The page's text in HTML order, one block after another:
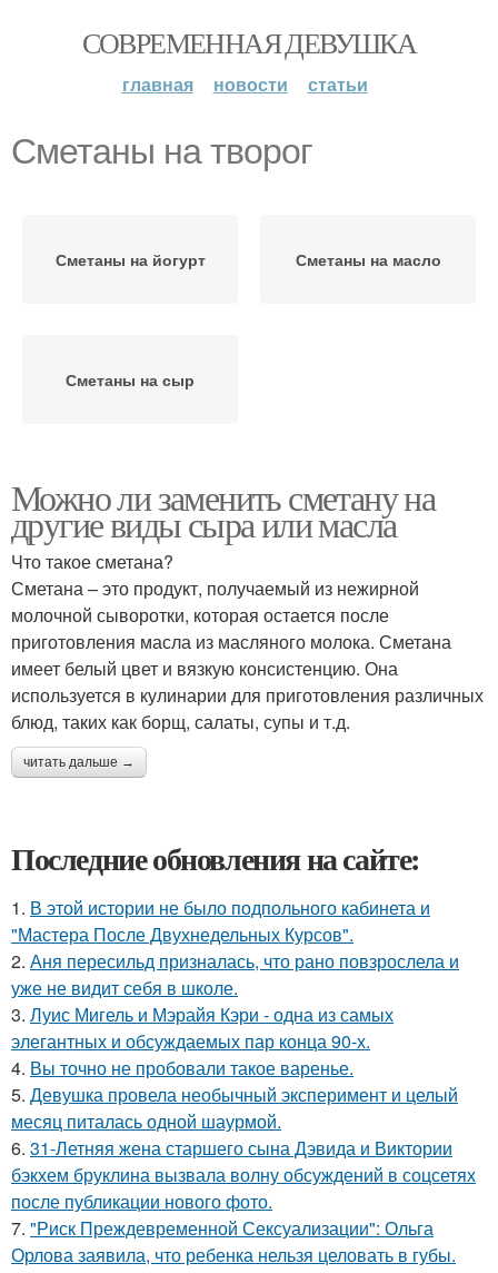
СОВРЕМЕННАЯ ДЕВУШКА
главная новости статьи
Сметаны на творог
Сметаны на йогурт Сметаны на масло
Сметаны на сыр
Можно ли заменить сметану на
другие виды сыра или масла
Что такое сметана?
Сметана – это продукт, получаемый из нежирной
молочной сыворотки, которая остается после
приготовления масла из масляного молока. Сметана
имеет белый цвет и вязкую консистенцию. Она
используется в кулинарии для приготовления различных
блюд, таких как борщ, салаты, супы и т.д.
читать дальше →
Последние обновления на сайте:
1. В этой истории не было подпольного кабинета и
"Мастера После Двухнедельных Курсов".
2. Аня пересильд призналась, что рано повзрослела и
уже не видит себя в школе.
3. Луис Мигель и Мэрайя Кэри - одна из самых
элегантных и обсуждаемых пар конца 90-х.
4. Вы точно не пробовали такое варенье.
5. Девушка провела необычный эксперимент и целый
месяц питалась одной шаурмой.
6. 31-Летняя жена старшего сына Дэвида и Виктории
бэкхем бруклина вызвала волну обсуждений в соцсетях
после публикации нового фото.
7. "Риск Преждевременной Сексуализации": Ольга
Орлова заявила, что ребенка нельзя целовать в губы.